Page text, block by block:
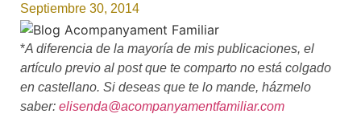
Septiembre 30, 2014
*A diferencia de la mayoría de mis publicaciones, el
artículo previo al post que te comparto no está colgado
en castellano. Si deseas que te lo mande, házmelo
saber: elisenda@acompanyamentfamiliar.com